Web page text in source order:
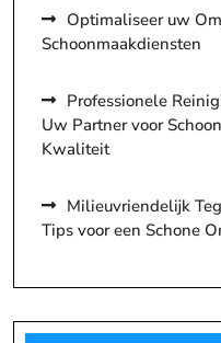
Optimaliseer uw
Schoonmaakdiensten
Professionele
Uw Partner voor
Kwaliteit
Milieuvriendelijk
Tips voor een Schone